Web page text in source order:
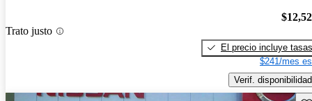
Trato justo
El precio incluye tasas
$241/mes
Verif. disponibilidad